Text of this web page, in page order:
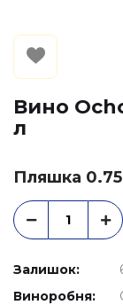
Вино
л
Пляшка
Залишок:
Виноробня: